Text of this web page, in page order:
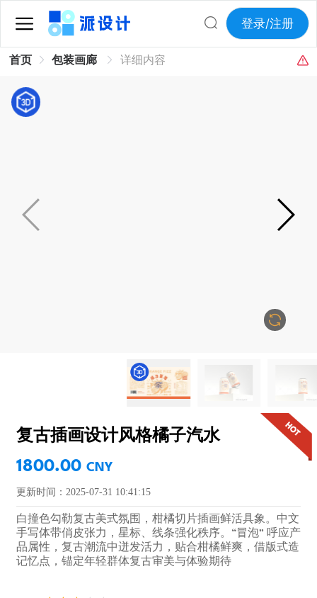
登录/注册
首页 包装画廊 详细内容
复古插画设计风格橘子汽水
1800.00 CNY
更新时间：2025-07-31 10:41:15
白撞色勾勒复古美式氛围，柑橘切片插画鲜活具象。中文
手写体带俏皮张力，星标、线条强化秩序。“冒泡” 呼应产
品属性，复古潮流中迸发活力，贴合柑橘鲜爽，借版式造
记忆点，锚定年轻群体复古审美与体验期待